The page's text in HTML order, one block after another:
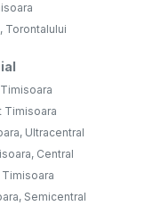
Torontalului
Timisoara
Ultracentral
Central
Semicentral